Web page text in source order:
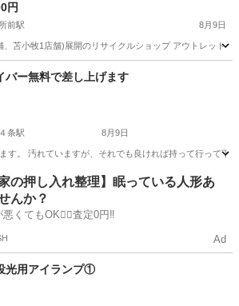
サシ 屋内 屋外 ネット経由視聴 防犯 ワイド
20条店
円
前駅 8月9日
、苫小牧1店舗)展開のリサイクルショップ アウトレット
役所前駅 防災、セキュリティ
バー無料で差し上げます
条駅 8月9日
す。 汚れていますが、それでも良ければ持って行って下
１４条駅 家庭用品 無料
家の押し入れ整理】眠っている人形あ
んか？
くてもOK🙆‍♀️査定0円‼️
Ad
光用アイランプ①